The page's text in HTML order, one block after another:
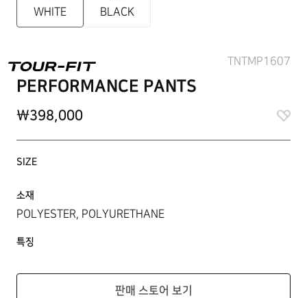
WHITE BLACK
TNTMP1607
PERFORMANCE PANTS
\398,000
SIZE
소재
POLYESTER, POLYURETHANE
특징
판매 스토어 보기